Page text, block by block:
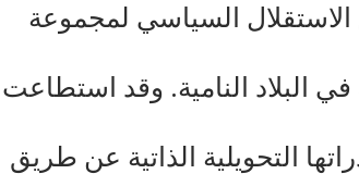
الاستقلال السياسي لمجموعة
البلاد النامية. وقد استطاعت
التحويلية الذاتية عن طريق